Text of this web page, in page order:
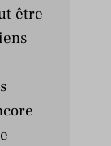
être